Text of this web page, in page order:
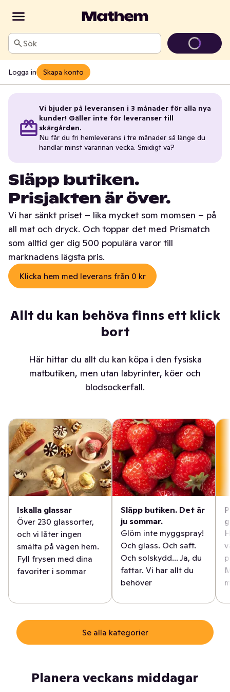
Sök
Logga in Skapa konto
Vi bjuder på leveransen i 3 månader för alla nya
kunder! Gäller inte för leveranser till
skärgården.
Nu får du fri hemleverans i tre månader så länge du
handlar minst varannan vecka. Smidigt va?
Släpp butiken.
Prisjakten är över.
Vi har sänkt priset – lika mycket som momsen – på
all mat och dryck. Och toppar det med Prismatch
som alltid ger dig 500 populära varor till
marknadens lägsta pris.
Klicka hem med leverans från 0 kr
Allt du kan behöva finns ett klick
bort
Här hittar du allt du kan köpa i den fysiska
matbutiken, men utan labyrinter, köer och
blodsockerfall.
Iskalla glassar
Över 230 glassorter,
och vi låter ingen
smälta på vägen hem.
Fyll frysen med dina
favoriter i sommar
Släpp butiken. Det är
ju sommar.
Glöm inte myggspray!
Och glass. Och saft.
Och solskydd... Ja, du
fattar. Vi har allt du
behöver
Se alla kategorier
Planera veckans middagar